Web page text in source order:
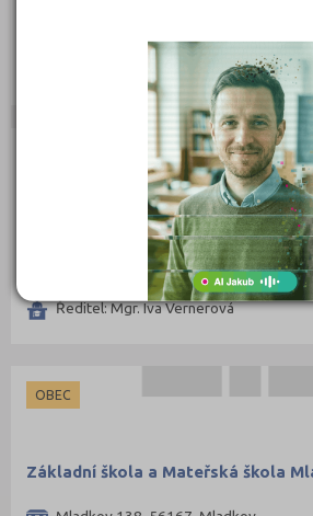
Luková 6, 56123 Luková
Ředitel: Mgr. Eva Šaršonová
Základní škola a mateřská škola
Mistrovice 11, 56164 Jablonné nad
Ředitel: Mgr. Iva Vernerová
OBEC
Základní škola a Mateřská škola